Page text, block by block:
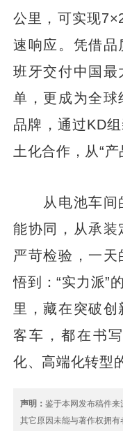
公里，可实现
速响应。凭借
班牙交付中国
单，更成为全球
品牌，通过KD
土化合作，从“产
从电池车间
能协同，从承装
严苛检验，一
悟到：“实力派”
里，藏在突破
客车，都在书
化、高端化转型
声明：鉴于本网发布稿件
其它原因未能与著作权拥